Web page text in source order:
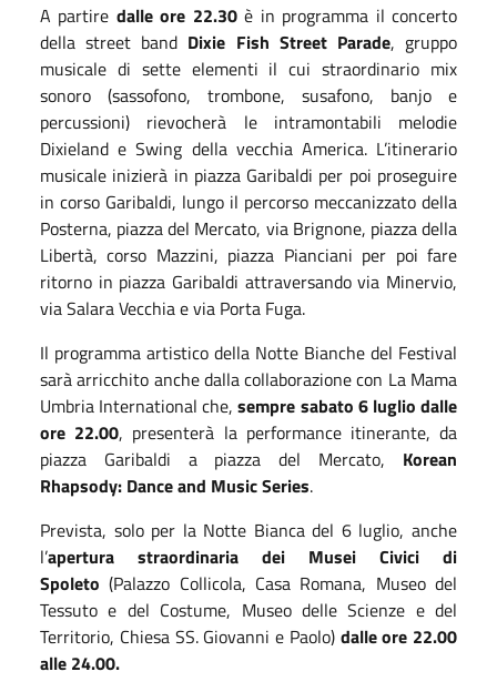
A partire dalle ore 22.30è in programma il concerto
della street band Dixie Fish Street Parade, gruppo
musicale di sette elementi il cui straordinario mix
sonoro (sassofono, trombone, susafono, banjo e
percussioni) rievocherà le intramontabili melodie
Dixieland e Swing della vecchia America. L’itinerario
musicale inizierà in piazza Garibaldi per poi proseguire
in corso Garibaldi, lungo il percorso meccanizzato della
Posterna, piazza del Mercato, via Brignone, piazza della
Libertà, corso Mazzini, piazza Pianciani per poi fare
ritorno in piazza Garibaldi attraversando via Minervio,
via Salara Vecchia e via Porta Fuga.
Il programma artistico della Notte Bianche del Festival
sarà arricchito anche dalla collaborazione con La Mama
Umbria International che, sempre sabato 6 luglio dalle
ore 22.00, presenterà la performance itinerante, da
piazza Garibaldi a piazza del Mercato, Korean
Rhapsody: Dance and Music Series.
Prevista, solo per la Notte Bianca del 6 luglio, anche
l’apertura straordinaria dei Musei Civici di
Spoleto (Palazzo Collicola, Casa Romana, Museo del
Tessuto e del Costume, Museo delle Scienze e del
Territorio, Chiesa SS. Giovanni e Paolo) dalle ore 22.00
alle 24.00.